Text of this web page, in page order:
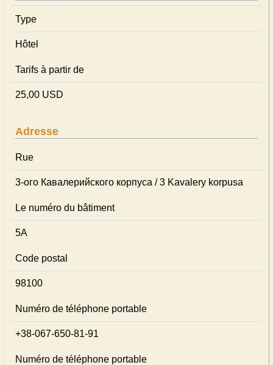
Type
Hôtel
Tarifs à partir de
25,00 USD
Adresse
Rue
3-ого Кавалерийского корпуса / 3 Kavalery korpusa
Le numéro du bâtiment
5А
Code postal
98100
Numéro de téléphone portable
+38-067-650-81-91
Numéro de téléphone portable